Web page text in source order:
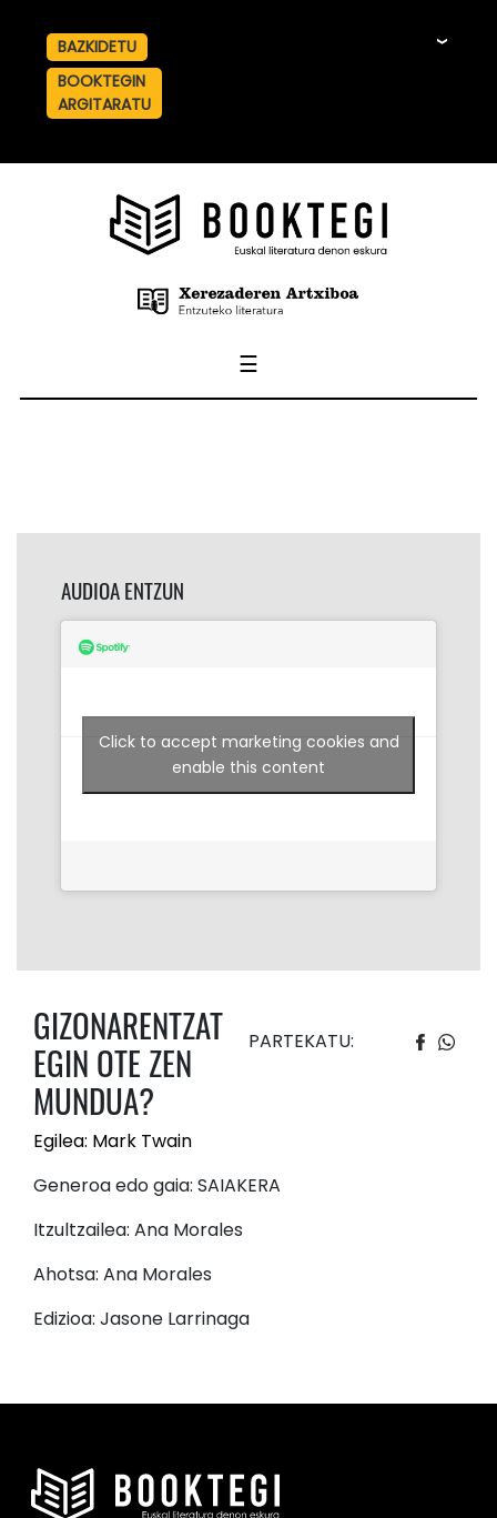
BAZKIDETU
BOOKTEGIN
ARGITARATU
☰
AUDIOA ENTZUN
Click to accept marketing cookies and
enable this content
PARTEKATU:
GIZONARENTZAT
EGIN OTE ZEN
MUNDUA?
Egilea: Mark Twain
Generoa edo gaia: SAIAKERA
Itzultzailea: Ana Morales
Ahotsa: Ana Morales
Edizioa: Jasone Larrinaga